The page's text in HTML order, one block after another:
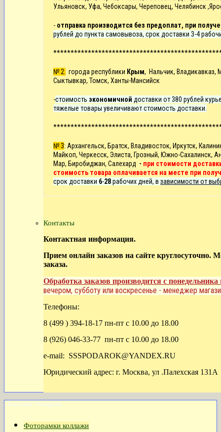
Ульяновск, Уфа, Чебоксары, Череповец, Челябинск
- отправка производится без предоплат, при
рублей до пункта самовывоза, срок доставки 3-4
№ 2: города республики Крым, Нальчик, Владикавказ,
Сыктывкар, Томск, Ханты-Мансийск
-стоимость экономичной доставки от 380 рублей
тяжелые товары увеличивают стоимость доставки.
№ 3: Архангельск, Братск, Владивосток, Иркутск,
Майкоп, Черкесск, Элиста, Грозный, Южно-Сахалинск,
Мар, Биробиджан, Салехард - при стоимости
стоимость товара оплачивается на месте при
срок доставки 6-28рабочих дней, в зависимости от
Контакты
Контактная информация.
Прием онлайн заказов на сайте круглосуточно.
заказа.
Обработка заказов производится с
вечером, субботу или воскресенье - менеджер
Телефоны:
8 (499 ) 394-18-17 пн-пт с 10.00 до 18.00
8 (926) 046-33-77 пн-пт с 10.00 до 18.00
e-mail: SSSPODAROK@YANDEX.RU
Юридический адрес: г. Москва, ул .Палехская 131А
Каталог товаров
Фоторамки коллажи